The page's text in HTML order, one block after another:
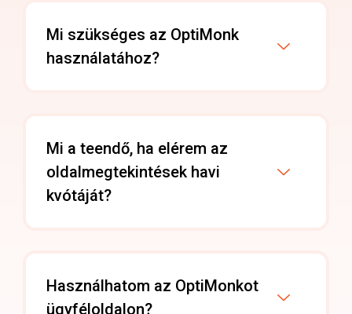
Mi szükséges az OptiMonk
használatához?
Mi a teendő, ha elérem az
oldalmegtekintések havi
kvótáját?
Használhatom az OptiMonkot
ügyféloldalon?